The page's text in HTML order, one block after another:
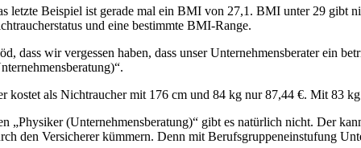
letzte Beispiel ist gerade mal ein BMI von 27,1. BMI unter 29 gibt
und eine bestimmte BMI-Range.
dass wir vergessen haben, dass unser Unternehmensberater ein
kostet als Nichtraucher mit 176 cm und 84 kg nur 87,44 €. Mit 83
„Physiker (Unternehmensberatung)“ gibt es natürlich nicht. Der
den Versicherer kümmern. Denn mit Berufsgruppeneinstufung